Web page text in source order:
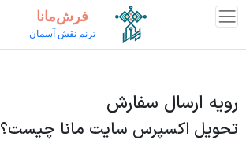
فرش‌مانا
ترنم نقش آسمان
رویه ارسال سفارش
تحویل اکسپرس سایت مانا چیست؟